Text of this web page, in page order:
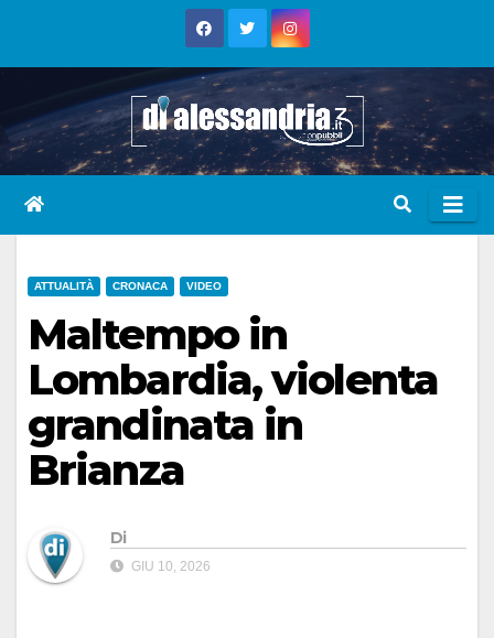
ATTUALITÀ CRONACA VIDEO
Maltempo in
Lombardia, violenta
grandinata in
Brianza
Di
GIU 10, 2026